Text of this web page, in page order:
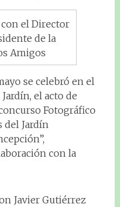
el Director
de la
Amigos
se celebró en el
el acto de
Fotográfico
del Jardín
con la
Javier Gutiérrez